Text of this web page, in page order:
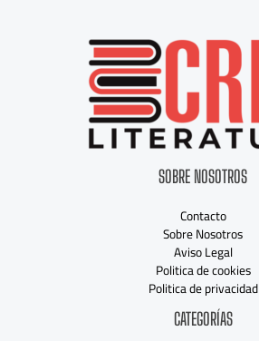
SOBRE NOSOTROS
Contacto
Sobre Nosotros
Aviso Legal
Politica de cookies
Politica de privacidad
CATEGORÍAS